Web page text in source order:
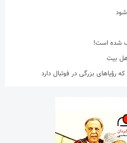
شده است!
بیت
رؤیاهای بزرگی در فوتبال دارد